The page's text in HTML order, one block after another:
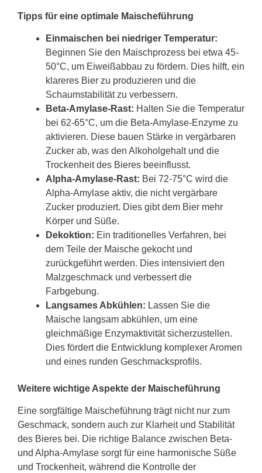
Tipps für eine optimale Maischeführung
Einmaischen bei niedriger Temperatur:
Beginnen Sie den Maischprozess bei etwa 45-
50°C, um Eiweißabbau zu fördern. Dies hilft, ein
klareres Bier zu produzieren und die
Schaumstabilität zu verbessern.
Beta-Amylase-Rast: Halten Sie die Temperatur
bei 62-65°C, um die Beta-Amylase-Enzyme zu
aktivieren. Diese bauen Stärke in vergärbaren
Zucker ab, was den Alkoholgehalt und die
Trockenheit des Bieres beeinflusst.
Alpha-Amylase-Rast: Bei 72-75°C wird die
Alpha-Amylase aktiv, die nicht vergärbare
Zucker produziert. Dies gibt dem Bier mehr
Körper und Süße.
Dekoktion: Ein traditionelles Verfahren, bei
dem Teile der Maische gekocht und
zurückgeführt werden. Dies intensiviert den
Malzgeschmack und verbessert die
Farbgebung.
Langsames Abkühlen: Lassen Sie die
Maische langsam abkühlen, um eine
gleichmäßige Enzymaktivität sicherzustellen.
Dies fördert die Entwicklung komplexer Aromen
und eines runden Geschmacksprofils.
Weitere wichtige Aspekte der Maischeführung
Eine sorgfältige Maischeführung trägt nicht nur zum
Geschmack, sondern auch zur Klarheit und Stabilität
des Bieres bei. Die richtige Balance zwischen Beta-
und Alpha-Amylase sorgt für eine harmonische Süße
und Trockenheit, während die Kontrolle der